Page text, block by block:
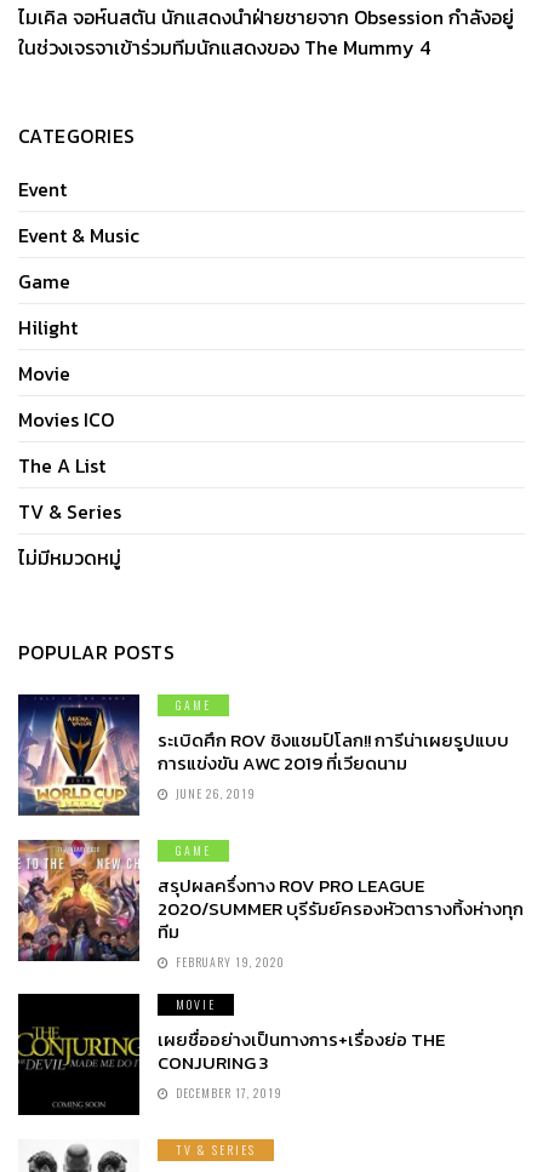
ไมเคิล จอห์นสตัน นักแสดงนำฝ่ายชายจาก Obsession กำลังอยู่
ในช่วงเจรจาเข้าร่วมทีมนักแสดงของ The Mummy 4
CATEGORIES
Event
Event & Music
Game
Hilight
Movie
Movies ICO
The A List
TV & Series
ไม่มีหมวดหมู่
POPULAR POSTS
GAME
ระเบิดศึก ROV ชิงแชมป์โลก!! การีน่าเผยรูปแบบ
การแข่งขัน AWC 2019 ที่เวียดนาม
JUNE 26, 2019
GAME
สรุปผลครึ่งทาง ROV PRO LEAGUE
2020/SUMMER บุรีรัมย์ครองหัวตารางทิ้งห่างทุก
ทีม
FEBRUARY 19, 2020
MOVIE
เผยชื่ออย่างเป็นทางการ+เรื่องย่อ THE
CONJURING 3
DECEMBER 17, 2019
TV & SERIES